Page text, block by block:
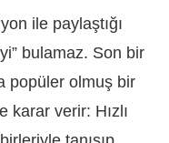
ile paylaştığı
bulamaz. Son bir
popüler olmuş bir
karar verir: Hızlı